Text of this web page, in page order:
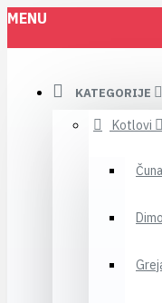
MENU
KATEGORIJE
Kotlovi